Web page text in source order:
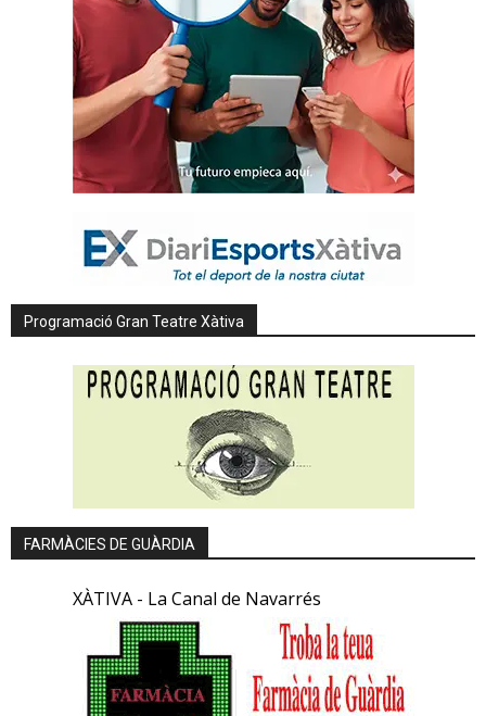
Programació Gran Teatre Xàtiva
FARMÀCIES DE GUÀRDIA
XÀTIVA - La Canal de Navarrés